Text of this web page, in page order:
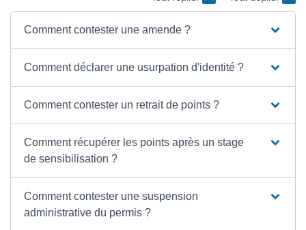
Comment contester une amende ?
Comment déclarer une usurpation d'identité ?
Comment contester un retrait de points ?
Comment récupérer les points après un stage
de sensibilisation ?
Comment contester une suspension
administrative du permis ?